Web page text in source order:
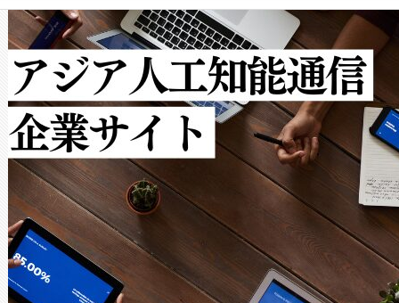
クルの各段階のデータを監視
[…]
で向上し、最大検知距離は
ットだけで最大1キロメート
ルの変電所周囲を監視でき、
作業と点群処理を簡素化でき
Avia 2は、2種類のFOVオプシ
× 80°のノーマルモード、長
ードを切り替えて使用するこ
ることなく、単一のデバイス